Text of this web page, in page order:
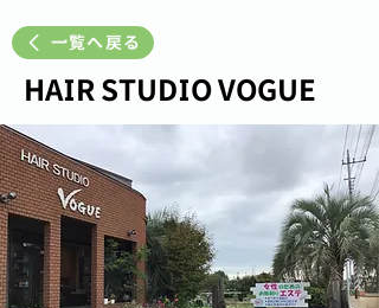
一覧へ戻る
HAIR STUDIO VOGUE